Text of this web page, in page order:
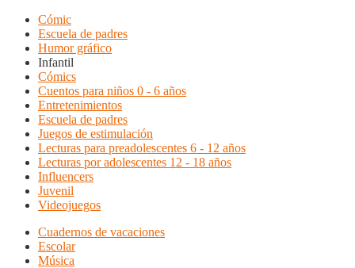
Cómic
Escuela de padres
Humor gráfico
Infantil
Cómics
Cuentos para niños 0 - 6 años
Entretenimientos
Escuela de padres
Juegos de estimulación
Lecturas para preadolescentes 6 - 12 años
Lecturas por adolescentes 12 - 18 años
Influencers
Juvenil
Videojuegos
Cuadernos de vacaciones
Escolar
Música